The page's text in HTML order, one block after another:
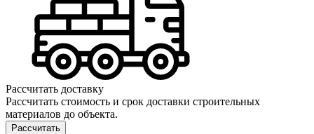
Рассчитать доставку
Рассчитать стоимость и срок доставки строительных
материалов до объекта.
Рассчитать